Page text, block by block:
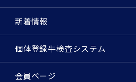
新着情報
個体登録牛検査システム
会員ページ